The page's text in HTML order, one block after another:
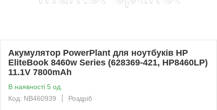
Акумулятор PowerPlant для ноутбуків HP
EliteBook 8460w Series (628369-421, HP8460LP)
11.1V 7800mAh
В наявності 5 од.
Код: NB460939
Роздріб